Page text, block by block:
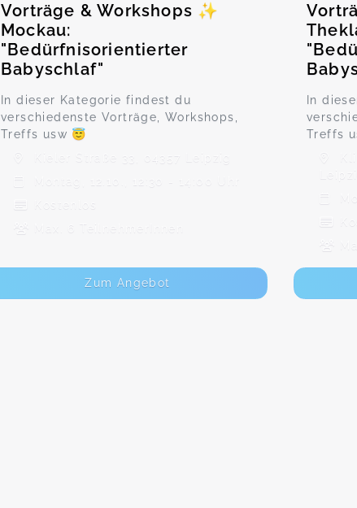
Vorträge & Workshops ✨
Mockau:
"Bedürfnisorientierter
Babyschlaf"
In dieser Kategorie findest du
verschiedenste Vorträge, Workshops,
Treffs usw 😇
Kieler Straße 33, 04357 Leipzig
Montag, 12.10., 12:30 - 14:00 Uhr
Max. 6 TeilnehmerInnen
Zum Angebot
In
Treffs